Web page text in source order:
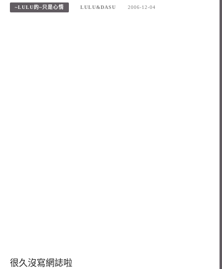
~LULU的~只是心情 LULU&DASU 2006-12-04
很久沒寫網誌啦